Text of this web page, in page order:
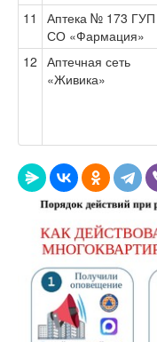
11
Аптека № 173 ГУП
СО «Фармация»
12 Аптечная сеть
«Живика»